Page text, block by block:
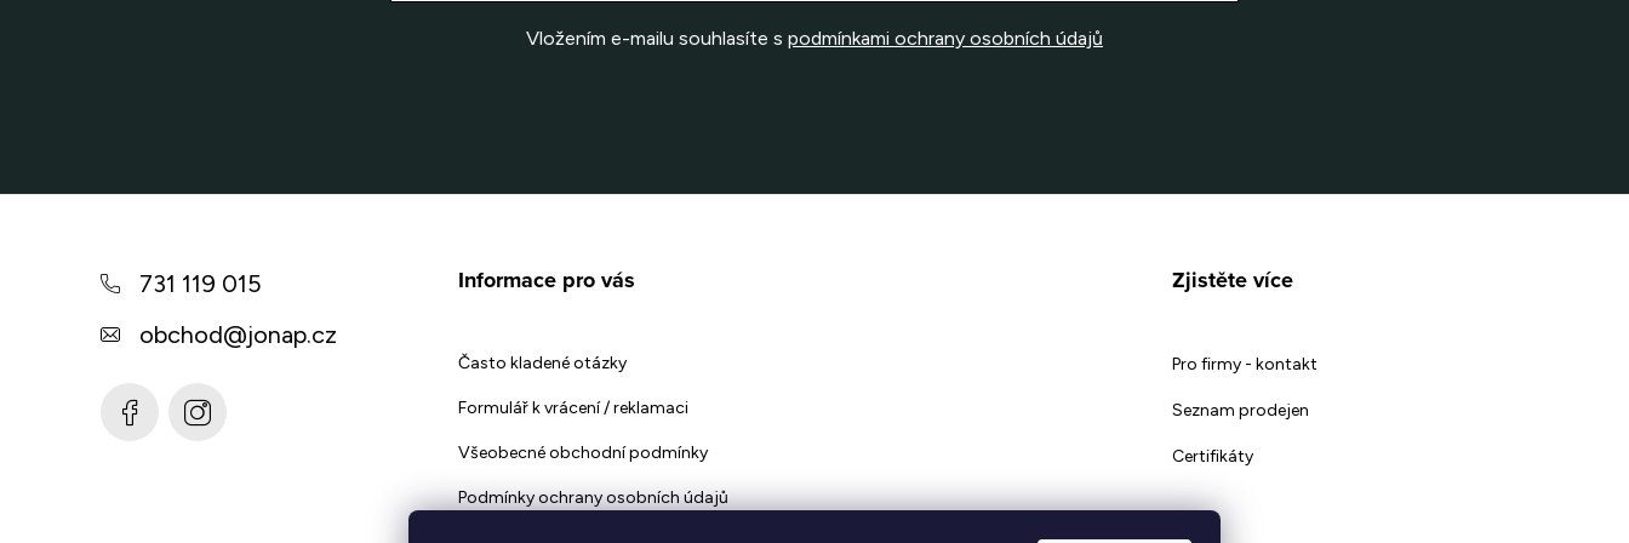
Vložením e-mailu souhlasíte s podmínkami ochrany osobních údajů
731 119 015
obchod@jonap.cz
Informace pro vás
Často kladené otázky
Formulář k vrácení / reklamaci
Všeobecné obchodní podmínky
Podmínky ochrany osobních údajů
Zjistěte více
Pro firmy - kontakt
Seznam prodejen
Certifikáty